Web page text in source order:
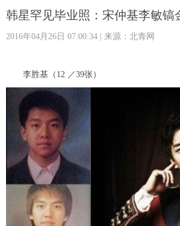
港澳 台湾 华人
科技 能源
图片 视频
金融 军事
富媒体
新华电视中文 新华电视英文
韩星罕见毕业照：宋仲基李敏镐
2016年04月26日 07:00:34 | 来源：北青网
李胜基（12 ／39张）